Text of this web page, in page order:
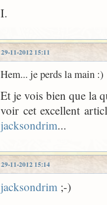
I.
29-11-2012 15:11
Hem... je perds la main :)
Et je vois bien que la
voir cet excellent
jacksondrim...
29-11-2012 15:14
jacksondrim ;-)